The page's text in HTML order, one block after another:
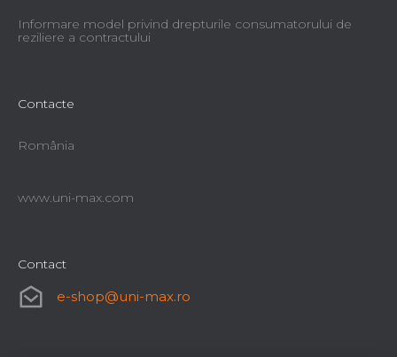
Informare model privind drepturile consumatorului de
reziliere a contractului
Contacte
România
www.uni-max.com
Contact
e-shop@uni-max.ro